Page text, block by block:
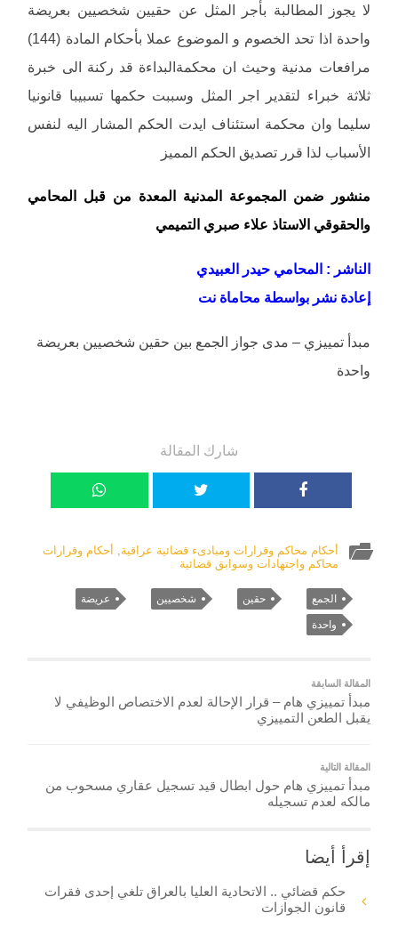
لا يجوز المطالبة بأجر المثل عن حقيين شخصيين بعريضة
واحدة اذا تحد الخصوم و الموضوع عملا بأحكام المادة (144)
مرافعات مدنية وحيث ان محكمةالبداءة قد ركنة الى خبرة
ثلاثة خبراء لتقدير اجر المثل وسببت حكمها تسبيبا قانونيا
سليما وان محكمة استئناف ايدت الحكم المشار اليه لنفس
الأسباب لذا قرر تصديق الحكم المميز
منشور ضمن المجموعة المدنية المعدة من قبل المحامي
والحقوقي الاستاذ علاء صبري التميمي
الناشر : المحامي حيدر العبيدي
إعادة نشر بواسطة محاماة نت
مبدأ تمييزي – مدى جواز الجمع بين حقين شخصيين بعريضة
واحدة
شارك المقالة
أحكام محاكم وقرارات ومبادىء قضائية عراقية
أحكام وقرارات
محاكم واجتهادات وسوابق قضائية
الجمع حقين شخصيين عريضة
واحدة
المقالة السابقة
مبدأ تمييزي هام – قرار الإحالة لعدم الاختصاص الوظيفي لا
يقبل الطعن التمييزي
المقالة التالية
مبدأ تمييزي هام حول ابطال قيد تسجيل عقاري مسحوب من
مالكه لعدم تسجيله
إقرأ أيضا
حكم قضائي .. الاتحادية العليا بالعراق تلغي إحدى فقرات
قانون الجوازات